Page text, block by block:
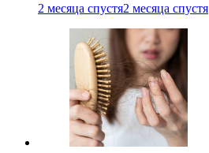
2 месяца спустя2 месяца спустя